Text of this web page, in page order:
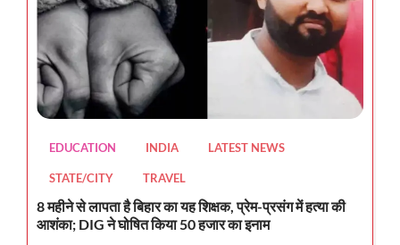
EDUCATION INDIA LATEST NEWS
STATE/CITY TRAVEL
8 महीने से लापता है बिहार का यह शिक्षक, प्रेम-प्रसंग में हत्या की
आशंका; DIG ने घोषित किया 50 हजार का इनाम